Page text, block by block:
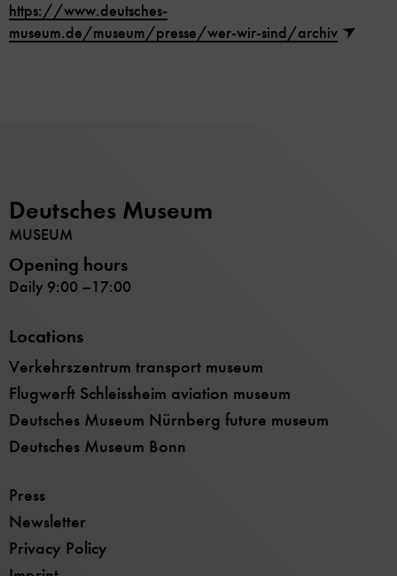
https://www.deutsches-
museum.de/museum/presse/wer-wir-sind/archiv
Deutsches Museum
MUSEUM
Opening hours
Daily 9:00 –17:00
Locations
Verkehrszentrum transport museum
Flugwerft Schleissheim aviation museum
Deutsches Museum Nürnberg future museum
Deutsches Museum Bonn
Press
Newsletter
Privacy Policy